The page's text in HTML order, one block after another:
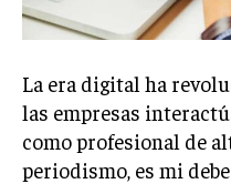
NEWS LIFESTYLE
La era digital ha
las empresas
como profesional de
periodismo, es mi